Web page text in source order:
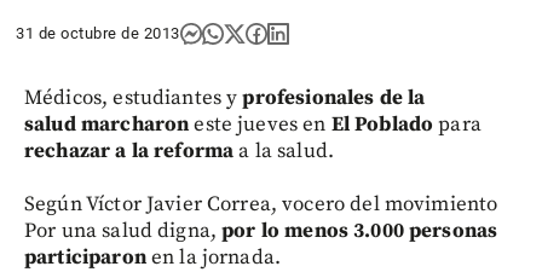
31 de octubre de 2013
Médicos, estudiantes yprofesionales de la
salud marcharoneste jueves en El Poblado para
rechazar a la reformaa la salud.
Según Víctor Javier Correa, vocero del movimiento
Por una salud digna,por lo menos 3.000 personas
participaronen la jornada.